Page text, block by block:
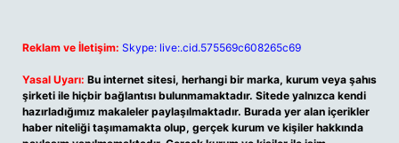
Reklam ve İletişim: Skype: live:.cid.575569c608265c69
Yasal Uyarı: Bu internet sitesi, herhangi bir marka, kurum veya şahıs
şirketi ile hiçbir bağlantısı bulunmamaktadır. Sitede yalnızca kendi
hazırladığımız makaleler paylaşılmaktadır. Burada yer alan içerikler
haber niteliği taşımamakta olup, gerçek kurum ve kişiler hakkında